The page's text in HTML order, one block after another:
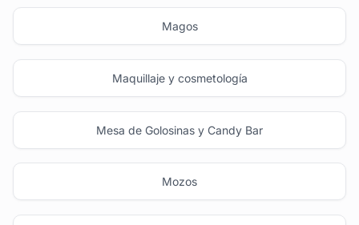
Magos
Maquillaje y cosmetología
Mesa de Golosinas y Candy Bar
Mozos